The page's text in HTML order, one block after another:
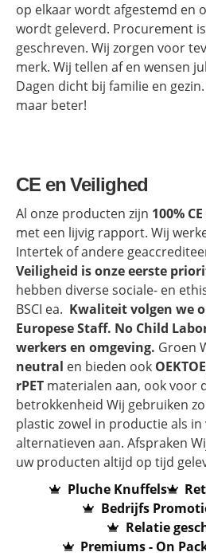
op elkaar wordt afgestemd en
wordt geleverd. Procurement
geschreven. Wij zorgen voor
merk. Wij tellen af en wensen
Dagen dicht bij familie en
maar beter!
CE en Veilighed
Al onze producten zijn 100%
met een lijvig rapport. Wij
Intertek of andere
Veiligheid is onze eerste
hebben diverse sociale- en
BSCI ea. Kwaliteit volgen we
Europese Staff. No Child
werkers en omgeving. Groen
neutral en bieden ook
rPET materialen aan, ook voor
betrokkenheid Wij gebruiken
plastic zowel in productie als
alternatieven aan. Afspraken
uw producten altijd op tijd
Pluche Knuffels
Bedrijfs
Relatie
Premiums - On